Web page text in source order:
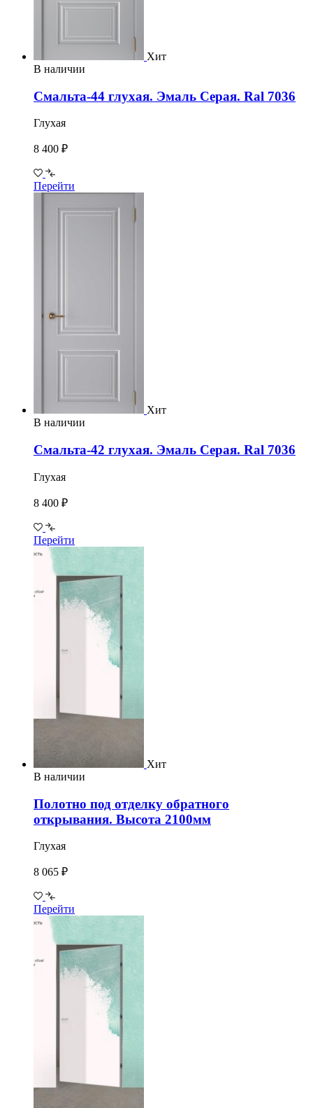
Хит
В наличии
Смальта-44 глухая. Эмаль Серая. Ral 7036
Глухая
8 400 ₽
Перейти
Хит
В наличии
Смальта-42 глухая. Эмаль Серая. Ral 7036
Глухая
8 400 ₽
Перейти
Хит
В наличии
Полотно под отделку обратного
открывания. Высота 2100мм
Глухая
8 065 ₽
Перейти